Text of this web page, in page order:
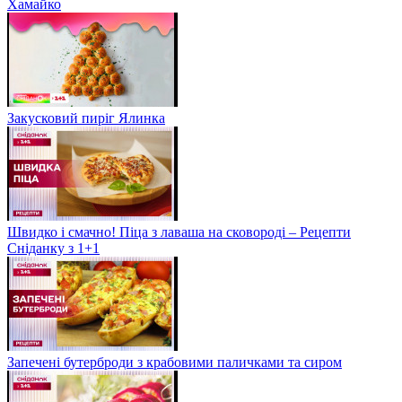
Хамайко
Закусковий пиріг Ялинка
Швидко і смачно! Піца з лаваша на сковороді – Рецепти
Сніданку з 1+1
Запечені бутерброди з крабовими паличками та сиром